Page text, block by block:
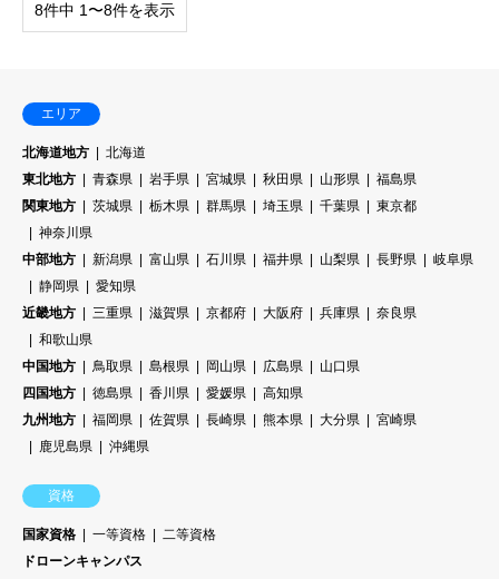
8件中 1〜8件を表示
エリア
北海道地方
北海道
東北地方
青森県 岩手県 宮城県 秋田県 山形県
福島県
関東地方
茨城県 栃木県 群馬県 埼玉県 千葉県
東京都
神奈川県
中部地方
新潟県 富山県 石川県 福井県 山梨県 長野県
岐阜県
静岡県
愛知県
近畿地方
三重県 滋賀県 京都府 大阪府 兵庫県
奈良県
和歌山県
中国地方
鳥取県 島根県 岡山県 広島県
山口県
四国地方
徳島県 香川県 愛媛県
高知県
九州地方
福岡県 佐賀県 長崎県 熊本県 大分県
宮崎県
鹿児島県
沖縄県
資格
国家資格 一等資格
二等資格
ドローンキャンパス